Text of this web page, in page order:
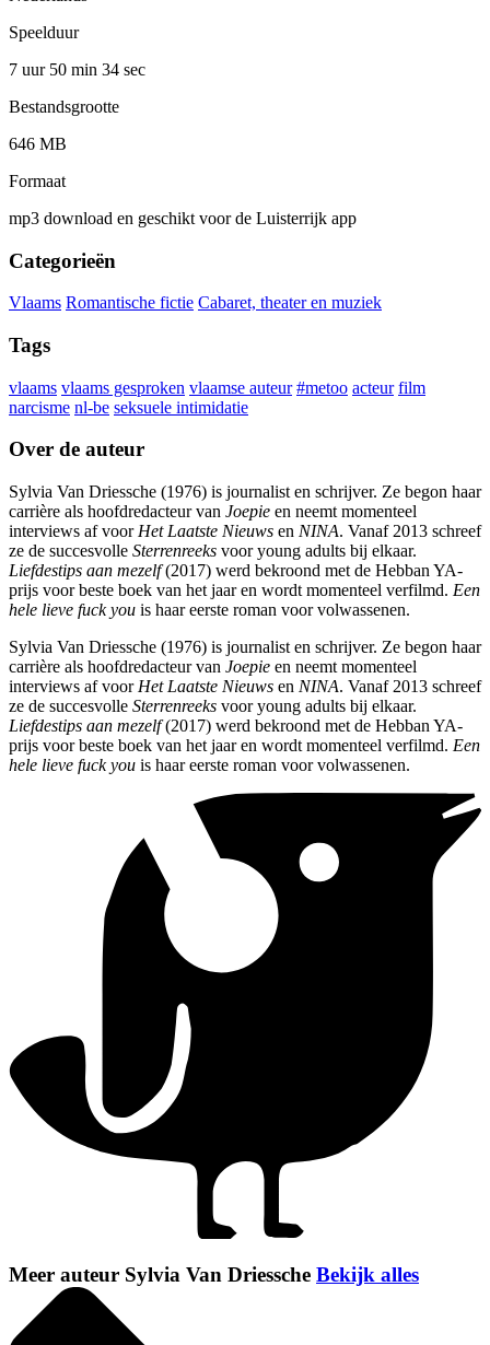
Speelduur
7 uur 50 min 34 sec
Bestandsgrootte
646 MB
Formaat
mp3 download en geschikt voor de Luisterrijk app
Categorieën
Vlaams Romantische fictie Cabaret, theater en muziek
Tags
vlaams vlaams gesproken vlaamse auteur #metoo acteur film
narcisme nl-be seksuele intimidatie
Over de auteur
Sylvia Van Driessche (1976) is journalist en schrijver. Ze begon haar
carrière als hoofdredacteur van Joepie en neemt momenteel
interviews af voor Het Laatste Nieuws en NINA. Vanaf 2013 schreef
ze de succesvolle Sterrenreeks voor young adults bij elkaar.
Liefdestips aan mezelf(2017) werd bekroond met de Hebban YA-
prijs voor beste boek van het jaar en wordt momenteel verfilmd. Een
hele lieve fuck you is haar eerste roman voor volwassenen.
Sylvia Van Driessche (1976) is journalist en schrijver. Ze begon haar
carrière als hoofdredacteur van Joepie en neemt momenteel
interviews af voor Het Laatste Nieuws en NINA. Vanaf 2013 schreef
ze de succesvolle Sterrenreeks voor young adults bij elkaar.
Liefdestips aan mezelf(2017) werd bekroond met de Hebban YA-
prijs voor beste boek van het jaar en wordt momenteel verfilmd. Een
hele lieve fuck you is haar eerste roman voor volwassenen.
Meer auteur Sylvia Van Driessche Bekijk alles